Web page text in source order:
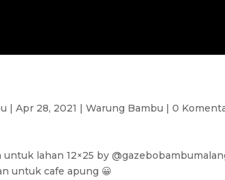
|Apr 28, 2021 |Warung Bambu |0
untuk lahan 12×25 by
untuk cafe apung 😀